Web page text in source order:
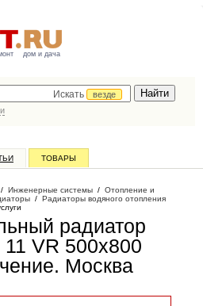
дом и дача
Искать
везде
ТОВАРЫ
/ Инженерные системы / Отопление и
/ Радиаторы водяного отопления
радиатор
VR 500х800
. Москва